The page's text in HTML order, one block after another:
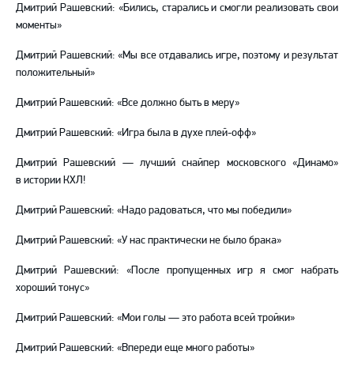
Дмитрий Рашевский: «Бились, старались и смогли реализовать свои
моменты»
Дмитрий Рашевский: «Мы все отдавались игре, поэтому и результат
положительный»
Дмитрий Рашевский: «Все должно быть в меру»
Дмитрий Рашевский: «Игра была в духе плей-офф»
Дмитрий Рашевский — лучший снайпер московского «Динамо»
в истории КХЛ!
Дмитрий Рашевский: «Надо радоваться, что мы победили»
Дмитрий Рашевский: «У нас практически не было брака»
Дмитрий Рашевский: «После пропущенных игр я смог набрать
хороший тонус»
Дмитрий Рашевский: «Мои голы — это работа всей тройки»
Дмитрий Рашевский: «Впереди еще много работы»